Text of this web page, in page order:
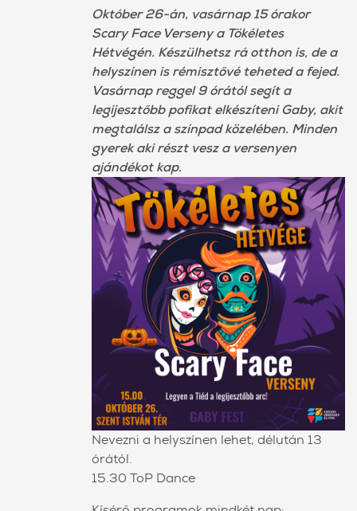
Október 26-án, vasárnap 15 órakor
Scary Face Verseny a Tökéletes
Hétvégén. Készülhetsz rá otthon is, de a
helyszínen is rémisztővé teheted a fejed.
Vasárnap reggel 9 órától segít a
legijesztőbb pofikat elkészíteni Gaby, akit
megtalálsz a színpad közelében. Minden
gyerek aki részt vesz a versenyen
ajándékot kap.
Nevezni a helyszínen lehet, délután 13
órától.
15.30 ToP Dance